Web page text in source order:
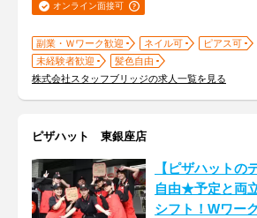
オンライン面接可
副業・Ｗワーク歓迎 ネイル可
ピアス可
未経験者歓迎
髪色自由
株式会社スタッフブリッジの求人一覧を見る
ピザハット 東銀座店
【ピザハットの
自由★予定と両
シフト！Wワー